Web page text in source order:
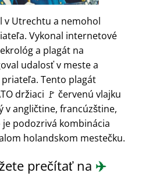
v Utrechtu a nemohol
Vykonal internetové
a plagát na
udalosť v meste a
Tento plagát
držiaci 🚩 červenú vlajku
v angličtine, francúzštine,
podozrivá kombinácia
holandskom mestečku.
prečítať na ✈️